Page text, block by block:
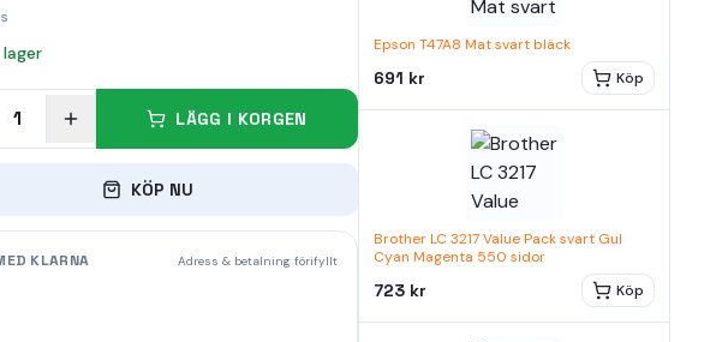
1 LÄGG I KORGEN
KÖP NU
KLARNA Adress & betalning förifyllt
Epson T47A8 Mat svart bläck
691 kr Köp
Brother LC 3217 Value Pack svart Gul
Cyan Magenta 550 sidor
723 kr Köp